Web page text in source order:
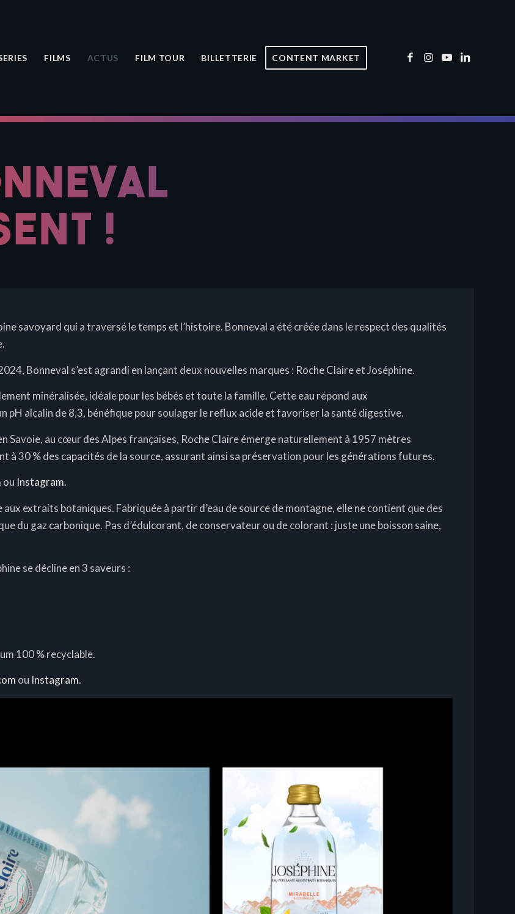
FILMS ACTUS FILM TOUR BILLETTERIE CONTENT MARKET
!
savoyard qui a traversé le temps et l’histoire. Bonneval a été créée dans le respect des qualités
Bonneval s’est agrandi en lançant deux nouvelles marques : Roche Claire et Joséphine.
minéralisée, idéale pour les bébés et toute la famille. Cette eau répond aux
pH alcalin de 8,3, bénéfique pour soulager le reflux acide et favoriser la santé digestive.
Savoie, au cœur des Alpes françaises, Roche Claire émerge naturellement à 1957 mètres
à 30 % des capacités de la source, assurant ainsi sa préservation pour les générations futures.
ou Instagram.
extraits botaniques. Fabriquée à partir d’eau de source de montagne, elle ne contient que des
du gaz carbonique. Pas d’édulcorant, de conservateur ou de colorant : juste une boisson saine,
se décline en 3 saveurs :
100 % recyclable.
ou Instagram.